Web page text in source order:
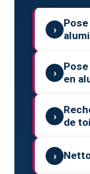
›
›
en
›
de
›